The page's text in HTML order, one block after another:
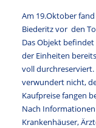
Am 19.Oktober
Biederitz vor den
Das Objekt
der Einheiten
voll durchreserviert.
verwundert nicht,
Kaufpreise fangen
Nach
Krankenhäuser,